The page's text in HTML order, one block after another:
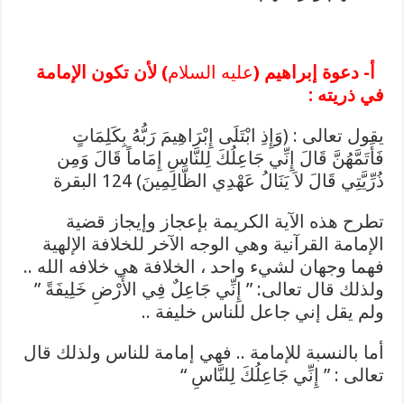
أ- دعوة إبراهيم (عليه السلام) لأن تكون الإمامة
في ذريته :
يقول تعالى : (وَإِذِ ابْتَلَى إِبْرَاهِيمَ رَبُّهُ بِكَلِمَاتٍ
فَأَتَمَّهُنَّ قَالَ إِنِّي جَاعِلُكَ لِلنَّاسِ إِمَاماً قَالَ وَمِن
ذُرِّيَّتِي قَالَ لاَ يَنَالُ عَهْدِي الظَّالِمِينَ) 124 البقرة
تطرح هذه الآية الكريمة بإعجاز وإيجاز قضية
الإمامة القرآنية وهي الوجه الآخر للخلافة الإلهية
فهما وجهان لشيء واحد ، الخلافة هي خلافه الله ..
ولذلك قال تعالى: ” إِنِّي جَاعِلٌ فِي الأَرْضِ خَلِيفَةً ”
ولم يقل إني جاعل للناس خليفة ..
أما بالنسبة للإمامة .. فهي إمامة للناس ولذلك قال
تعالى : ” إِنِّي جَاعِلُكَ لِلنَّاسِ “